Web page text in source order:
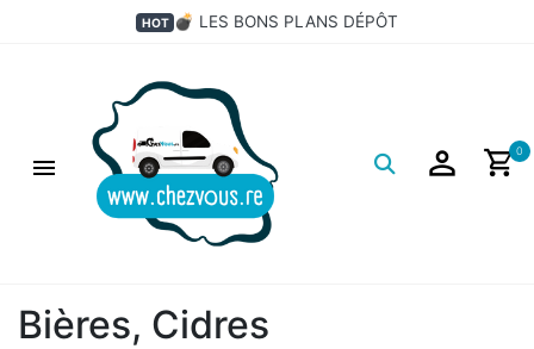
HOT 💣 LES BONS PLANS DÉPÔT
0
Bières, Cidres
×